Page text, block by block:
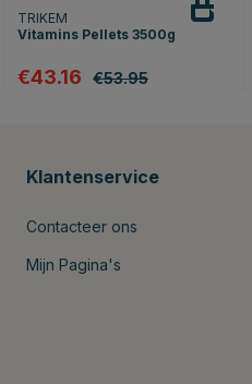
TRIKEM
Vitamins Pellets 3500g
€43.16 €53.95
Klantenservice
Contacteer ons
Mijn Pagina's